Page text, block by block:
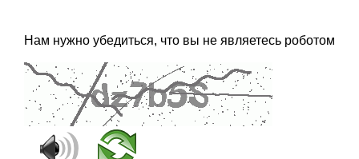
Нам нужно убедиться, что вы не являетесь роботом